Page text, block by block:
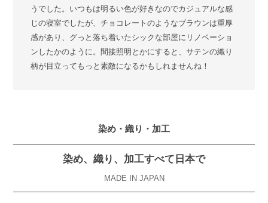
うでした。いつもは明るい色が好きなのでカジュアルな感
じの寝室でしたが、チョコレートのようなブラウンは重厚
感があり、グっと落ち着いたシックな部屋にリノベーショ
ンしたかのように。間接照明とかにすると、サテンの織り
柄が目立ってもっと素敵になるかもしれませんね！
染め・織り・加工
染め、織り、加工すべて日本で
MADE IN JAPAN